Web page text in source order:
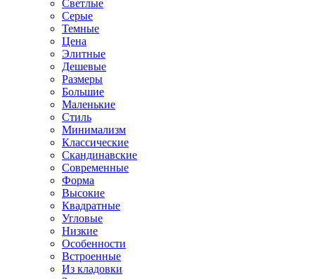
Светлые
Серые
Темные
Цена
Элитные
Дешевые
Размеры
Большие
Маленькие
Стиль
Минимализм
Классические
Скандинавские
Современные
Форма
Высокие
Квадратные
Угловые
Низкие
Особенности
Встроенные
Из кладовки